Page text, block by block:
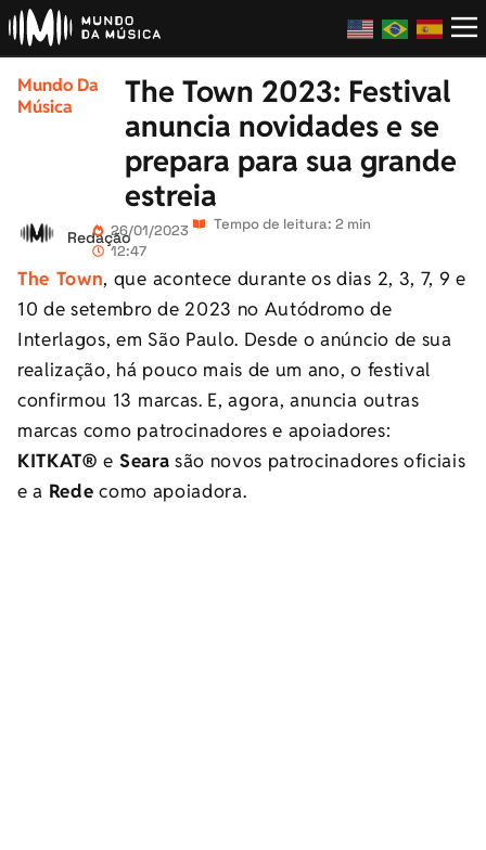
Mundo Da
Música
The Town 2023: Festival
anuncia novidades e se
prepara para sua grande
estreia
Redação26/01/2023
12:47
Tempo de leitura: 2 min
The Town, que acontece durante os dias 2, 3, 7, 9 e
10 de setembro de 2023 no Autódromo de
Interlagos, em São Paulo. Desde o anúncio de sua
realização, há pouco mais de um ano, o festival
confirmou 13 marcas. E, agora, anuncia outras
marcas como patrocinadores e apoiadores:
KITKAT®e Seara são novos patrocinadores oficiais
e a Rede como apoiadora.